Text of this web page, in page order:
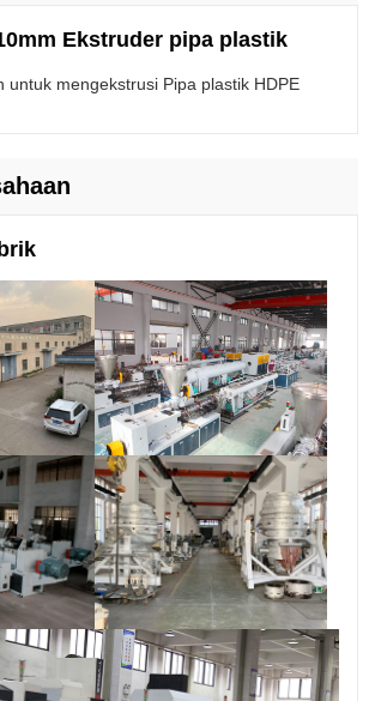
Ekstruder pipa plastik
untuk mengekstrusi Pipa plastik HDPE